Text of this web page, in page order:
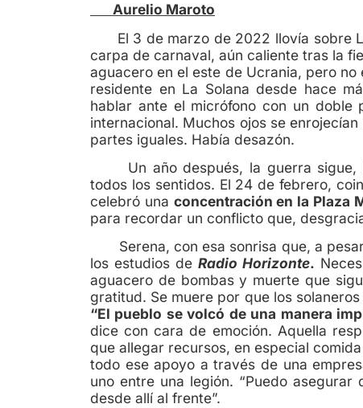
Aurelio Maroto
El 3 de marzo de 2022 llovía sobre
carpa de carnaval, aún caliente tras la
aguacero en el este de Ucrania, pero no
residente en La Solana desde hace
hablar ante el micrófono con un doble
internacional. Muchos ojos se
partes iguales. Había desazón.
Un año después, la guerra
todos los sentidos. El 24 de febrero,
celebró una concentración en la Plaza
para recordar un conflicto que,
Serena, con esa sonrisa que, a pesar
los estudios de Radio Horizonte.
aguacero de bombas y muerte que
gratitud. Se muere por que los
“El pueblo se volcó de una manera
dice con cara de emoción. Aquella
que allegar recursos, en especial
todo ese apoyo a través de una
uno entre una legión. “Puedo
desde allí al frente”.